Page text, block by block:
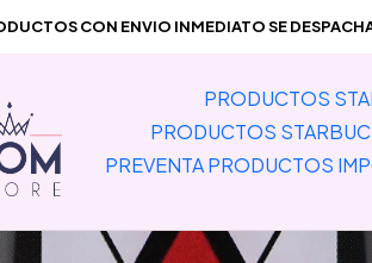
PRODUCTOS
PRODUCTOS
PREVENTA PRODUCTOS
CON ENVIO INMEDIATO SEInicio